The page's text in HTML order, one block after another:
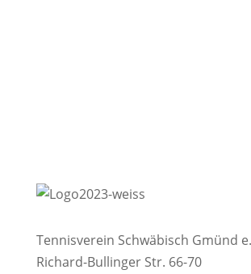
Tennisverein Schwäbisch Gmünd
Richard-Bullinger Str. 66-70